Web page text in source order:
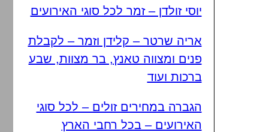
יוסי זולדן – זמר לכל סוגי האירועים
אריה שרטר – קלידן וזמר – לקבלת
פנים ומצווה טאנץ, בר מצוות, שבע
ברכות ועוד
הגברה במחירים זולים – לכל סוגי
האירועים – בכל רחבי הארץ